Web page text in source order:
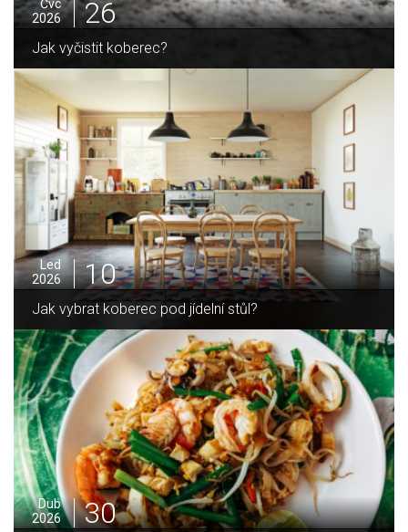
Čvc
2026
25
Jak sušit pomeranče a citrusy jednoduše
Pro
2025
05
Jak zvládnout vánoční úklid bez námahy
Led
2026
16